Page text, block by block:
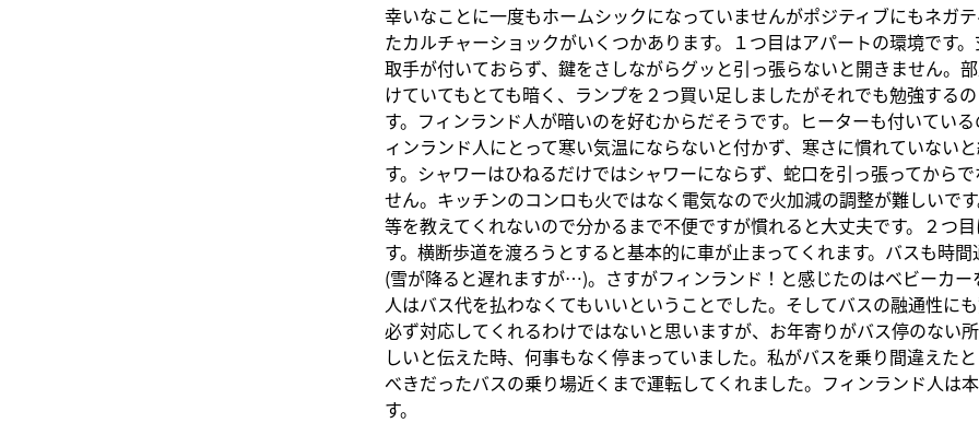
幸いなことに一度もホームシックになっていませんがポジティブにもネガ
たカルチャーショックがいくつかあります。１つ目はアパートの環境です
取手が付いておらず、鍵をさしながらグッと引っ張らないと開きません。
けていてもとても暗く、ランプを２つ買い足しましたがそれでも勉強する
す。フィンランド人が暗いのを好むからだそうです。ヒーターも付いてい
ィンランド人にとって寒い気温にならないと付かず、寒さに慣れていない
す。シャワーはひねるだけではシャワーにならず、蛇口を引っ張ってから
せん。キッチンのコンロも火ではなく電気なので火加減の調整が難しいで
等を教えてくれないので分かるまで不便ですが慣れると大丈夫です。２つ
す。横断歩道を渡ろうとすると基本的に車が止まってくれます。バスも時
(雪が降ると遅れますが…)。さすがフィンランド！と感じたのはベビーカー
人はバス代を払わなくてもいいということでした。そしてバスの融通性に
必ず対応してくれるわけではないと思いますが、お年寄りがバス停のない
しいと伝えた時、何事もなく停まっていました。私がバスを乗り間違えた
べきだったバスの乗り場近くまで運転してくれました。フィンランド人は
す。